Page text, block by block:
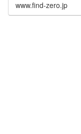
www.find-zero.jp